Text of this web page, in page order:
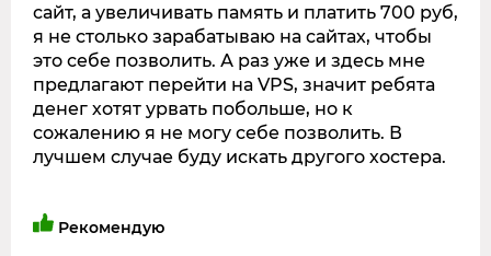
сайт, а увеличивать память и платить 700 руб,
я не столько зарабатываю на сайтах, чтобы
это себе позволить. А раз уже и здесь мне
предлагают перейти на VPS, значит ребята
денег хотят урвать побольше, но к
сожалению я не могу себе позволить. В
лучшем случае буду искать другого хостера.
Рекомендую